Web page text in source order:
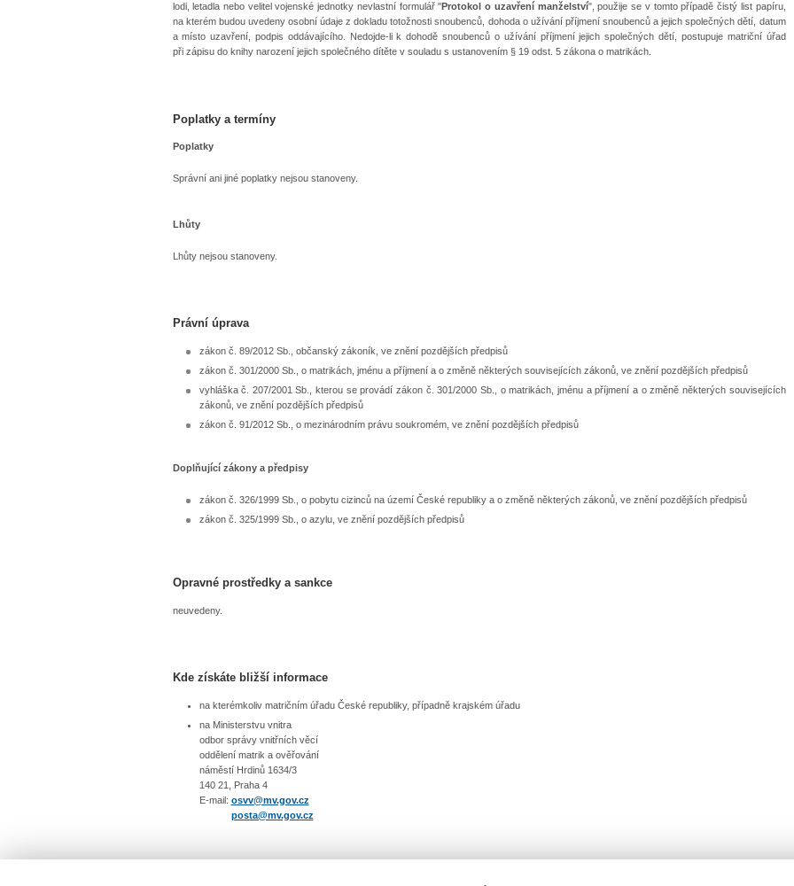
lodi, letadla nebo velitel vojenské jednotky nevlastní formulář "Protokol o uzavření manželství", použije se v tomto případě čistý list papíru,
na kterém budou uvedeny osobní údaje z dokladu totožnosti snoubenců, dohoda o užívání příjmení snoubenců a jejich společných dětí, datum
a místo uzavření, podpis oddávajícího. Nedojde-li k dohodě snoubenců o užívání příjmení jejich společných dětí, postupuje matriční úřad
při zápisu do knihy narození jejich společného dítěte v souladu s ustanovením § 19 odst. 5 zákona o matrikách.
Poplatky a termíny
Poplatky
Správní ani jiné poplatky nejsou stanoveny.
Lhůty
Lhůty nejsou stanoveny.
Právní úprava
zákon č. 89/2012 Sb., občanský zákoník, ve znění pozdějších předpisů
zákon č. 301/2000 Sb., o matrikách, jménu a příjmení a o změně některých souvisejících zákonů, ve znění pozdějších předpisů
vyhláška č. 207/2001 Sb., kterou se provádí zákon č. 301/2000 Sb., o matrikách, jménu a příjmení a o změně některých souvisejících
zákonů, ve znění pozdějších předpisů
zákon č. 91/2012 Sb., o mezinárodním právu soukromém, ve znění pozdějších předpisů
Doplňující zákony a předpisy
zákon č. 326/1999 Sb., o pobytu cizinců na území České republiky a o změně některých zákonů, ve znění pozdějších předpisů
zákon č. 325/1999 Sb., o azylu, ve znění pozdějších předpisů
Opravné prostředky a sankce
neuvedeny.
Kde získáte bližší informace
na kterémkoliv matričním úřadu České republiky, případně krajském úřadu
na Ministerstvu vnitra
odbor správy vnitřních věcí
oddělení matrik a ověřování
náměstí Hrdinů 1634/3
140 21, Praha 4
E-mail: osvv@mv.gov.cz
posta@mv.gov.cz